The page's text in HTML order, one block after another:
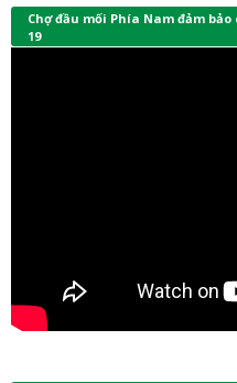
Chợ đầu mối Phía Nam đảm
19